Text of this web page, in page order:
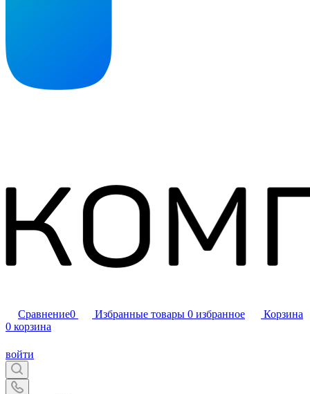
Сравнение0 Избранные товары 0 избранное
Корзина
0 корзина
войти